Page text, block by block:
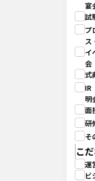
宴
試
プ
ス
イ
会
式
IR
明
面
研
そ
こ
運
ビ